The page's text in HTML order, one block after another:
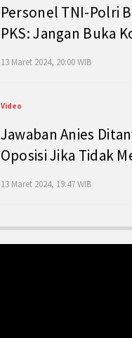
Personel TNI-Polri
PKS: Jangan Buka
13 Maret 2024, 20:00 WIB
Video
Jawaban Anies
Oposisi Jika Tidak
13 Maret 2024, 19:47 WIB